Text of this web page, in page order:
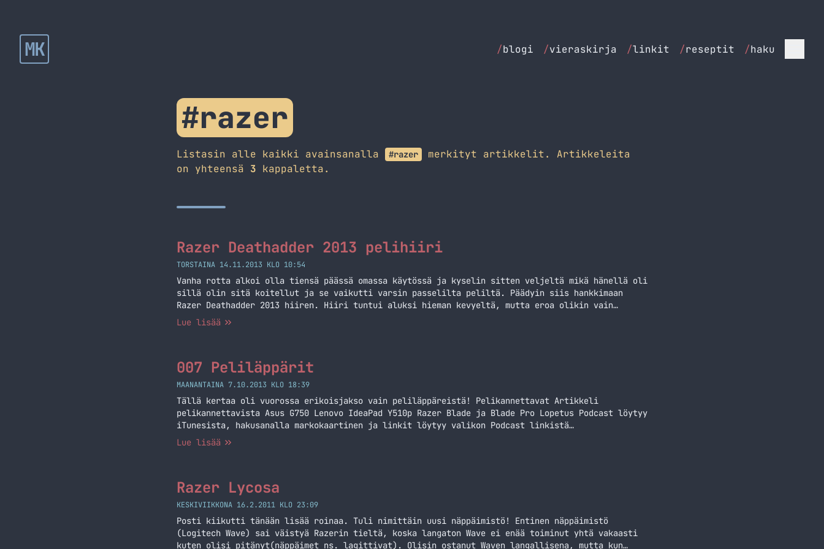
MK /blogi /vieraskirja /linkit /reseptit /haku
#razer
Listasin alle kaikki avainsanalla #razer
merkityt artikkelit. Artikkeleita
on yhteensä 3 kappaletta.
Razer Deathadder 2013 pelihiiri
TORSTAINA 14.11.2013 KLO 10:54
Vanha rotta alkoi olla tiensä päässä omassa käytössä ja kyselin sitten veljeltä mikä hänellä oli
sillä olin sitä koitellut ja se vaikutti varsin passelilta peliltä. Päädyin siis hankkimaan
Razer Deathadder 2013 hiiren. Hiiri tuntui aluksi hieman kevyeltä, mutta eroa olikin vain
jokunen gramma kun keittiövaa’alla sen punnitsin. Ehkä se muotoilu vain hämäsi hieman. Muotoilu
Lue lisää
007 Peliläppärit
MAANANTAINA 7.10.2013 KLO 18:39
Tällä kertaa oli vuorossa erikoisjakso vain peliläppäreistä! Pelikannettavat Artikkeli
pelikannettavista Asus G750 Lenovo IdeaPad Y510p Razer Blade ja Blade Pro Lopetus Podcast löytyy
iTunesista, hakusanalla markokaartinen ja linkit löytyy valikon Podcast linkistä
(https://markokaartinen.net/kategoria/podcast/) Seuraavan podcastin aiheita voi esittää
Lue lisää
Razer Lycosa
KESKIVIIKKONA 16.2.2011 KLO 23:09
Posti kiikutti tänään lisää roinaa. Tuli nimittäin uusi näppäimistö! Entinen näppäimistö
(Logitech Wave) sai väistyä Razerin tieltä, koska langaton Wave ei enää toiminut yhtä vakaasti
kuten olisi pitänyt(näppäimet ns. lagittivat). Olisin ostanut Waven langallisena, mutta kun